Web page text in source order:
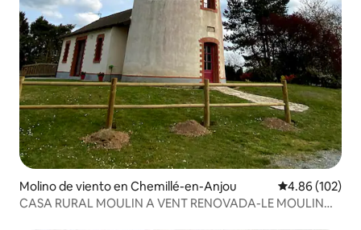
Molino de viento en Chemillé-en-Anjou Calificación
4.86 (102)
CASA RURAL MOULIN A VENT RENOVADA-LE MOULIN